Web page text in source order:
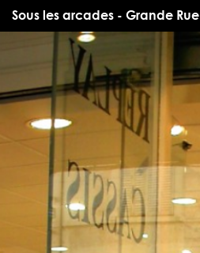
Sous les arcades - Grande Rue